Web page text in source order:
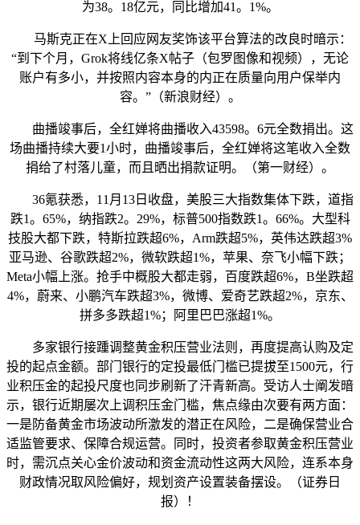
为38。18亿元，同比增加41。1%。
马斯克正在X上回应网友奖饰该平台算法的改良时暗示：
“到下个月，Grok将线亿条X帖子（包罗图像和视频），无论
账户有多小，并按照内容本身的内正在质量向用户保举内
容。”（新浪财经）。
曲播竣事后，全红婵将曲播收入43598。6元全数捐出。这
场曲播持续大要1小时，曲播竣事后，全红婵将这笔收入全数
捐给了村落儿童，而且晒出捐款证明。（第一财经）。
36氪获悉，11月13日收盘，美股三大指数集体下跌，道指
跌1。65%，纳指跌2。29%，标普500指数跌1。66%。大型科
技股大都下跌，特斯拉跌超6%，Arm跌超5%，英伟达跌超3%
亚马逊、谷歌跌超2%，微软跌超1%，苹果、奈飞小幅下跌；
Meta小幅上涨。抢手中概股大都走弱，百度跌超6%，B坐跌超
4%，蔚来、小鹏汽车跌超3%，微博、爱奇艺跌超2%，京东、
拼多多跌超1%；阿里巴巴涨超1%。
多家银行接踵调整黄金积压营业法则，再度提高认购及定
投的起点金额。部门银行的定投最低门槛已提拔至1500元，行
业积压金的起投尺度也同步刷新了汗青新高。受访人士阐发暗
示，银行近期屡次上调积压金门槛，焦点缘由次要有两方面：
一是防备黄金市场波动所激发的潜正在风险，二是确保营业合
适监管要求、保障合规运营。同时，投资者参取黄金积压营业
时，需沉点关心金价波动和资金流动性这两大风险，连系本身
财政情况取风险偏好，规划资产设置装备摆设。（证券日
报）！